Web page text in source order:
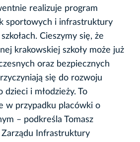
realizuje program
sportowych i infrastruktury
Cieszymy się, że
krakowskiej szkoły może już
oraz bezpiecznych
się do rozwoju
i młodzieży. To
w przypadku placówki o
– podkreśla Tomasz
Infrastruktury